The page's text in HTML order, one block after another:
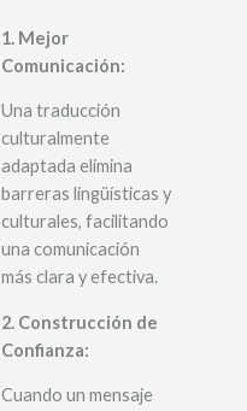
1. Mejor
Comunicación:
Una traducción
culturalmente
adaptada elimina
barreras lingüísticas y
culturales, facilitando
una comunicación
más clara y efectiva.
2. Construcción de
Confianza:
Cuando un mensaje